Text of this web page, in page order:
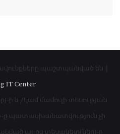
պաշտպանված են |
IT Center
ի և/կամ մամուլի տեսության
ը պատասխանատվություն չի
այլոց տեսակետ(ներ)-ը